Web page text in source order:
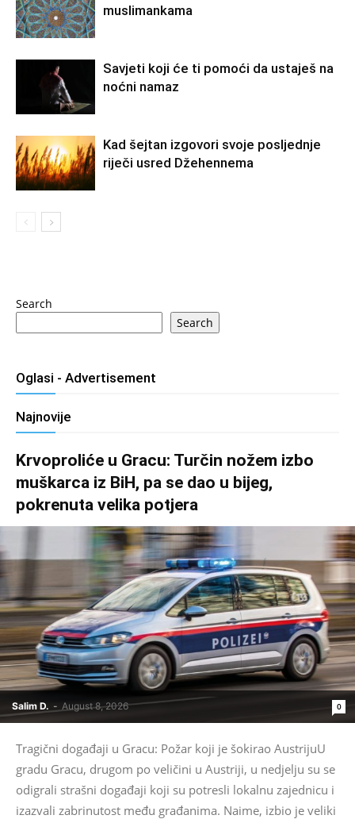
muslimankama
Savjeti koji će ti pomoći da ustaješ na
noćni namaz
Kad šejtan izgovori svoje posljednje
riječi usred Džehennema
Search
Search
Oglasi - Advertisement
Najnovije
Krvoproliće u Gracu: Turčin nožem izbo
muškarca iz BiH, pa se dao u bijeg,
pokrenuta velika potjera
Salim D. - August 8, 2026 0
Tragični događaji u Gracu: Požar koji je šokirao AustrijuU
gradu Gracu, drugom po veličini u Austriji, u nedjelju su se
odigrali strašni događaji koji su potresli lokalnu zajednicu i
izazvali zabrinutost među građanima. Naime, izbio je veliki